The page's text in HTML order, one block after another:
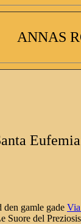
ANNAS
gamle gade
del